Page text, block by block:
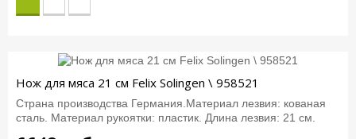
Нож для мяса 21 см Felix Solingen \ 958521
Страна производства Германия.Материал лезвия: кованая
сталь. Материал рукоятки: пластик. Длина лезвия: 21 см.